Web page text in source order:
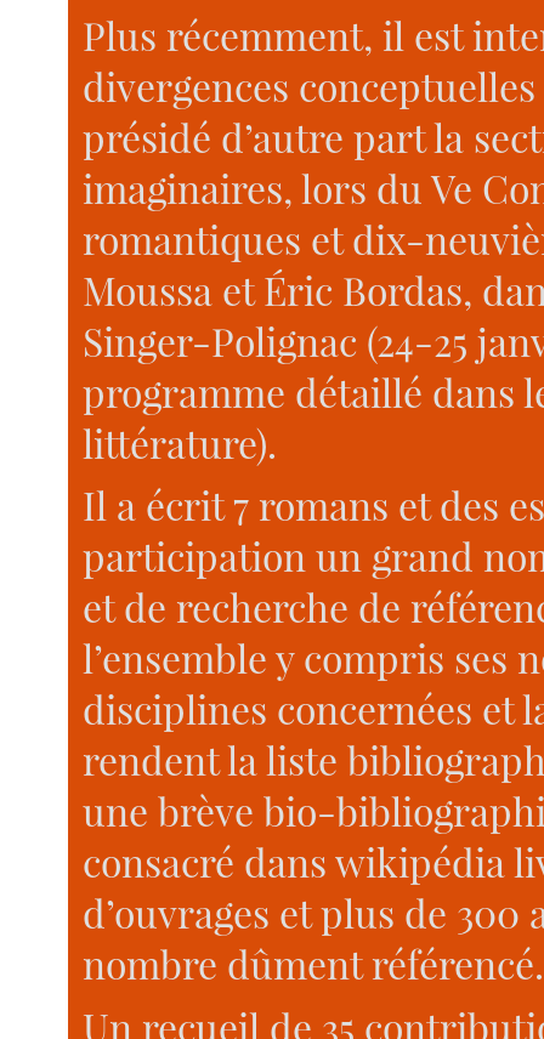
Plus récemment, il est
divergences
présidé d’autre part la
imaginaires, lors du Ve
romantiques et dix-
Moussa et Éric Bordas,
Singer-Polignac (24-25
programme détaillé dans
littérature).
Il a écrit 7 romans et des
participation un grand
et de recherche de
l’ensemble y compris ses
disciplines concernées et
rendent la liste
une brève bio-
consacré dans wikipédia
d’ouvrages et plus de
nombre dûment référencé.
Un recueil de 35